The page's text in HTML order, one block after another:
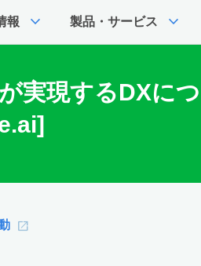
報 expand_more 製品・サービス expand_more
実現するDXに